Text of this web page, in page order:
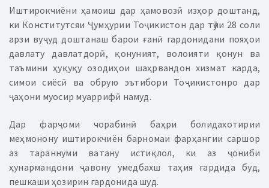
Иштирокчиёни ҳамоиш дар ҳамовозӣ изҳор доштанд,
ки Конститутсяи Ҷумҳурии Тоҷикистон дар тӯли 28 соли
арзи вуҷуд доштанаш барои ғанӣ гардонидани пояҳои
давлату давлатдорӣ, қонуният, волоияти қонун ва
таъмини ҳуқуқу озодиҳои шаҳрвандон хизмат карда,
симои сиёсӣ ва обрую эътибори Тоҷикистонро дар
ҷаҳони муосир муаррифӣ намуд.
Дар фарҷоми чорабинӣ баҳри болидахотирии
меҳмонону иштирокчиён барномаи фарҳангии саршор
аз тараннуми ватану истиқлол, ки аз ҷониби
ҳунармандони ҷавону умедбахш таҳия гардида буд,
пешкаши ҳозирин гардонида шуд.